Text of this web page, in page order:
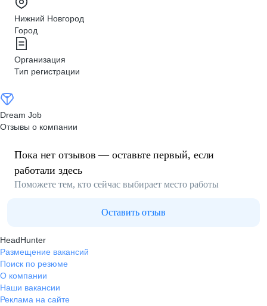
Нижний Новгород
Город
Организация
Тип регистрации
Dream Job
Отзывы о компании
Пока нет отзывов — оставьте первый, если
работали здесь
Поможете тем, кто сейчас выбирает место работы
Оставить отзыв
HeadHunter
Размещение вакансий
Поиск по резюме
О компании
Наши вакансии
Реклама на сайте